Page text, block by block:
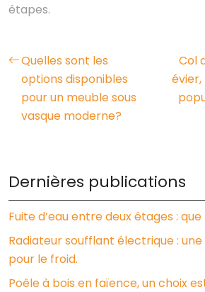
étapes.
Quelles sont les
options disponibles
pour un meuble sous
vasque moderne?
Col
Dernières publications
Fuite d’eau entre deux étages :
Radiateur soufflant électrique :
pour le froid.
Poêle à bois en faïence, un choix